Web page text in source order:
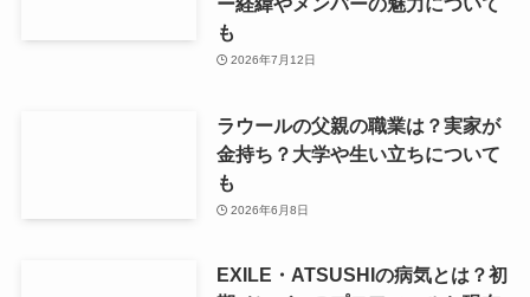
も
2026年7月12日
ラウールの父親の職業は？実家が
金持ち？大学や生い立ちについて
も
2026年6月8日
EXILE・ATSUSHIの病気とは？初